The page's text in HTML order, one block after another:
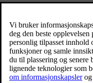
Volvo EX30
exterior